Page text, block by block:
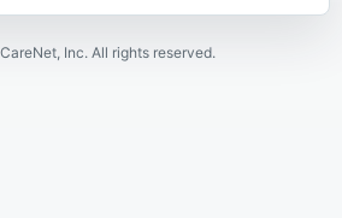
Inc. All rights reserved.